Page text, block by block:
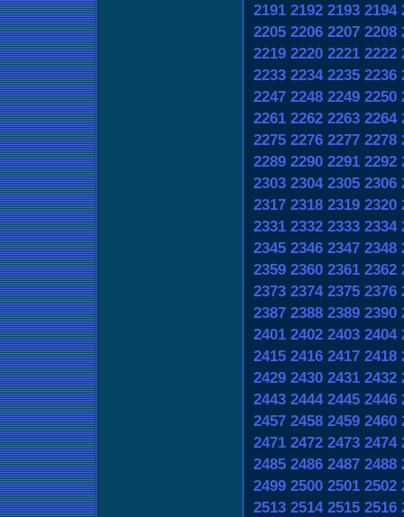
2191 2192 2193 2194
2205 2206 2207 2208
2219 2220 2221 2222
2233 2234 2235 2236
2247 2248 2249 2250
2261 2262 2263 2264
2275 2276 2277 2278
2289 2290 2291 2292
2303 2304 2305 2306
2317 2318 2319 2320
2331 2332 2333 2334
2345 2346 2347 2348
2359 2360 2361 2362
2373 2374 2375 2376
2387 2388 2389 2390
2401 2402 2403 2404
2415 2416 2417 2418
2429 2430 2431 2432
2443 2444 2445 2446
2457 2458 2459 2460
2471 2472 2473 2474
2485 2486 2487 2488
2499 2500 2501 2502
2513 2514 2515 2516